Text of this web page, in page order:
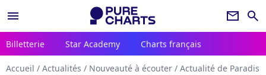
menu newsletter search
Billetterie Star Academy Charts français
Accueil / Actualités / Nouveauté à écouter / Actualité de Paradis